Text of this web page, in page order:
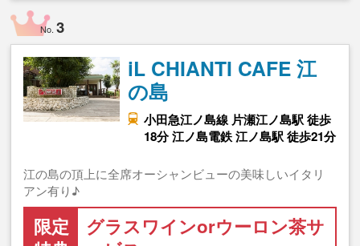
No.3
iL CHIANTI CAFE 江
の島
小田急江ノ島線 片瀬江ノ島駅 徒歩
18分 江ノ島電鉄 江ノ島駅 徒歩21分
江の島の頂上に全席オーシャンビューの美味しいイタリ
アン有り♪
限定
グラスワインorウーロン茶サ